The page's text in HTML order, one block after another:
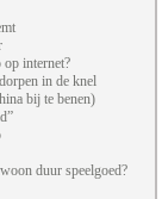
internet?
in de knel
bij te benen)
duur speelgoed?